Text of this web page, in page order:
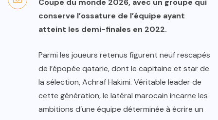
Coupe du monde 2026, avec un groupe qui
conserve l’ossature de l’équipe ayant
atteint les demi-finales en 2022.
Parmi les joueurs retenus figurent neuf rescapés
de l’épopée qatarie, dont le capitaine et star de
la sélection, Achraf Hakimi. Véritable leader de
cette génération, le latéral marocain incarne les
ambitions d’une équipe déterminée à écrire un